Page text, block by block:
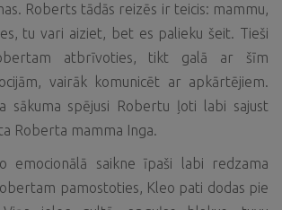
Roberts tādās reizēs ir teicis: mammu,
tu vari aiziet, bet es palieku šeit. Tieši
atbrīvoties, tikt galā ar šīm
vairāk komunicēt ar apkārtējiem.
sākuma spējusi Robertu ļoti labi sajust
Roberta mamma Inga.
emocionālā saikne īpaši labi redzama
pamostoties, Kleo pati dodas pie